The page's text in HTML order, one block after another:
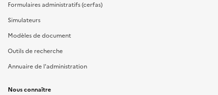
Formulaires administratifs (cerfas)
Simulateurs
Modèles de document
Outils de recherche
Annuaire de l'administration
Nous connaître